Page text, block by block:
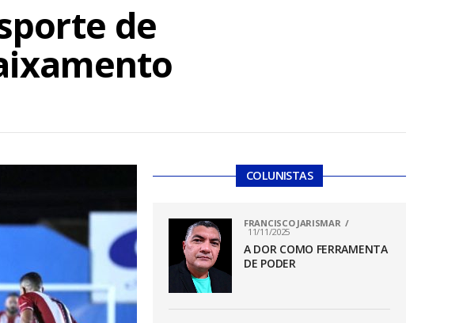
de
COLUNISTAS
FRANCISCO JARISMAR
11/11/2025
A DOR COMO FERRAMENTA
DE PODER